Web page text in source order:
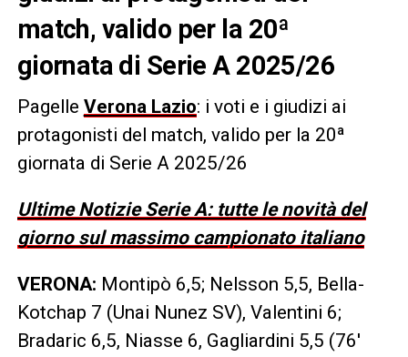
match, valido per la 20ª
giornata di Serie A 2025/26
Pagelle Verona Lazio: i voti e i giudizi ai
protagonisti del match, valido per la 20ª
giornata di Serie A 2025/26
Ultime Notizie Serie A: tutte le novità del
giorno sul massimo campionato italiano
VERONA: Montipò 6,5; Nelsson 5,5, Bella-
Kotchap 7 (Unai Nunez SV), Valentini 6;
Bradaric 6,5, Niasse 6, Gagliardini 5,5 (76′